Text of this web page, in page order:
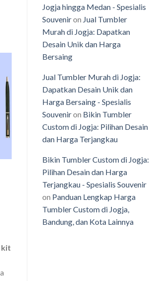
kit
Jogja hingga Medan - Spesialis
Souveniron Jual Tumbler
Murah di Jogja: Dapatkan
Desain Unik dan Harga
Bersaing
Jual Tumbler Murah di Jogja:
Dapatkan Desain Unik dan
Harga Bersaing - Spesialis
Souveniron Bikin Tumbler
Custom di Jogja: Pilihan Desain
dan Harga Terjangkau
Bikin Tumbler Custom di Jogja:
Pilihan Desain dan Harga
Terjangkau - Spesialis Souvenir
on Panduan Lengkap Harga
Tumbler Custom di Jogja,
Bandung, dan Kota Lainnya